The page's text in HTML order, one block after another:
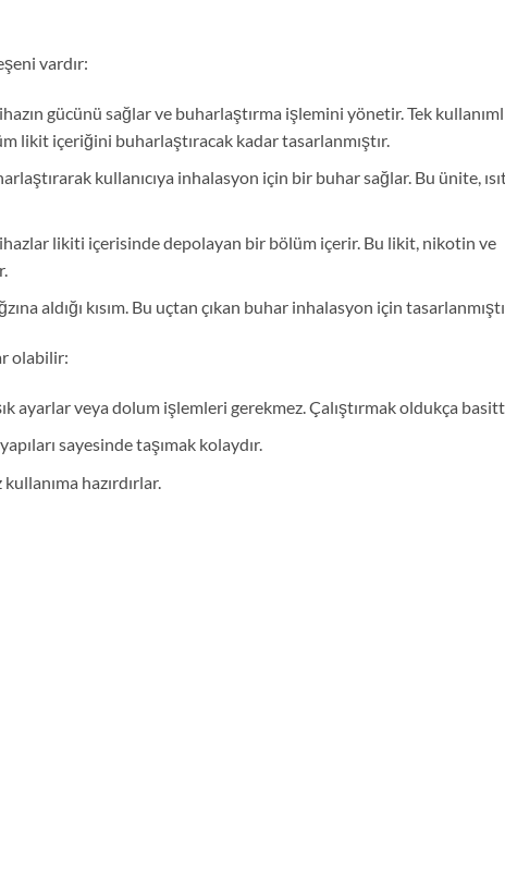
vardır:
gücünü sağlar ve buharlaştırma işlemini yönetir. Tek
likit içeriğini buharlaştıracak kadar tasarlanmıştır.
kullanıcıya inhalasyon için bir buhar sağlar. Bu ünite,
likiti içerisinde depolayan bir bölüm içerir. Bu likit, nikotin ve
aldığı kısım. Bu uçtan çıkan buhar inhalasyon için
olabilir:
ayarlar veya dolum işlemleri gerekmez. Çalıştırmak oldukça
sayesinde taşımak kolaydır.
hazırdırlar.